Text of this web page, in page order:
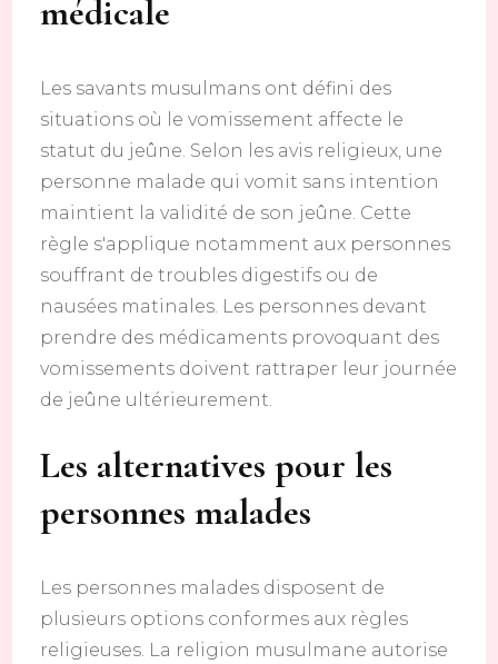
médicale
Les savants musulmans ont défini des
situations où le vomissement affecte le
statut du jeûne. Selon les avis religieux, une
personne malade qui vomit sans intention
maintient la validité de son jeûne. Cette
règle s'applique notamment aux personnes
souffrant de troubles digestifs ou de
nausées matinales. Les personnes devant
prendre des médicaments provoquant des
vomissements doivent rattraper leur journée
de jeûne ultérieurement.
Les alternatives pour les
personnes malades
Les personnes malades disposent de
plusieurs options conformes aux règles
religieuses. La religion musulmane autorise